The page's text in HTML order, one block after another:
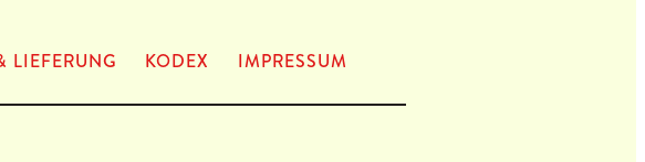
LIEFERUNG KODEX IMPRES­SUM